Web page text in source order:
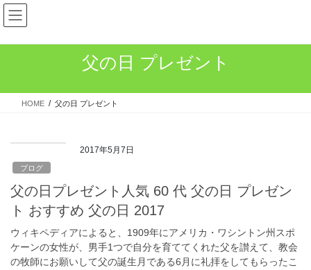
コ
ン
ス
ナ
ビ
ン
父の日 プレゼント
HOME 父の日 プレゼント
2017年5月7日
ブログ
父の日プレゼント人気 60 代 父の日 プレゼン
ト おすすめ 父の日 2017
ウィキペディアによると、1909年にアメリカ・ワシントン州スポ
ケーンの女性が、男手1つで自分を育ててくれた父を讃えて、教会
の牧師にお願いして父の誕生月である6月に礼拝をしてもらったこ